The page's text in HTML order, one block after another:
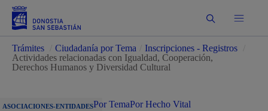
Buscar
Trámites Ciudadanía por Tema Inscripciones - Registros
Actividades relacionadas con Igualdad, Cooperación,
Derechos Humanos y Diversidad Cultural
ASOCIACIONES-ENTIDADESPor TemaPor Hecho Vital